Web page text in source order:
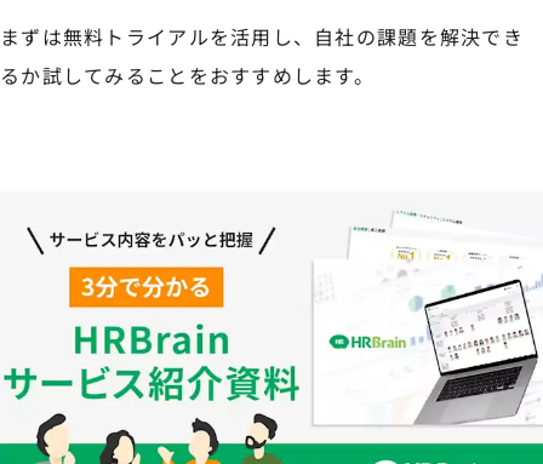
まずは無料トライアルを活用し、自社の課題を解決でき
るか試してみることをおすすめします。